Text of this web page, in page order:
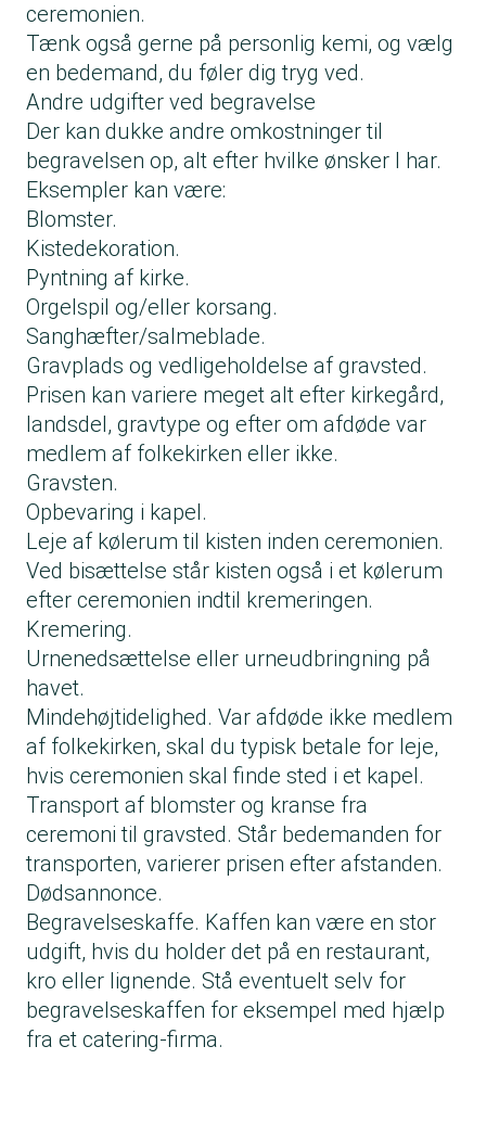
ceremonien.
Tænk også gerne på personlig kemi, og vælg
en bedemand, du føler dig tryg ved.
Andre udgifter ved begravelse
Der kan dukke andre omkostninger til
begravelsen op, alt efter hvilke ønsker I har.
Eksempler kan være:
Blomster.
Kistedekoration.
Pyntning af kirke.
Orgelspil og/eller korsang.
Sanghæfter/salmeblade.
Gravplads og vedligeholdelse af gravsted.
Prisen kan variere meget alt efter kirkegård,
landsdel, gravtype og efter om afdøde var
medlem af folkekirken eller ikke.
Gravsten.
Opbevaring i kapel.
Leje af kølerum til kisten inden ceremonien.
Ved bisættelse står kisten også i et kølerum
efter ceremonien indtil kremeringen.
Kremering.
Urnenedsættelse eller urneudbringning på
havet.
Mindehøjtidelighed. Var afdøde ikke medlem
af folkekirken, skal du typisk betale for leje,
hvis ceremonien skal finde sted i et kapel.
Transport af blomster og kranse fra
ceremoni til gravsted. Står bedemanden for
transporten, varierer prisen efter afstanden.
Dødsannonce.
Begravelseskaffe. Kaffen kan være en stor
udgift, hvis du holder det på en restaurant,
kro eller lignende. Stå eventuelt selv for
begravelseskaffen for eksempel med hjælp
fra et catering-firma.